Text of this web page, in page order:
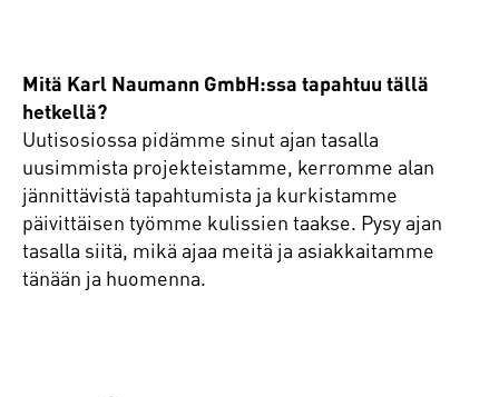
Mitä Karl Naumann GmbH:ssa tapahtuu tällä
hetkellä?
Uutisosiossa pidämme sinut ajan tasalla
uusimmista projekteistamme, kerromme alan
jännittävistä tapahtumista ja kurkistamme
päivittäisen työmme kulissien taakse. Pysy ajan
tasalla siitä, mikä ajaa meitä ja asiakkaitamme
tänään ja huomenna.